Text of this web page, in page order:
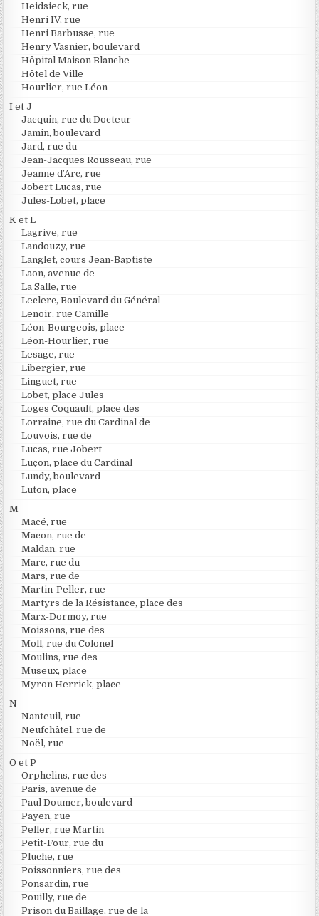
Heidsieck, rue
Henri IV, rue
Henri Barbusse, rue
Henry Vasnier, boulevard
Hôpital Maison Blanche
Hôtel de Ville
Hourlier, rue Léon
I et J
Jacquin, rue du Docteur
Jamin, boulevard
Jard, rue du
Jean-Jacques Rousseau, rue
Jeanne d’Arc, rue
Jobert Lucas, rue
Jules-Lobet, place
K et L
Lagrive, rue
Landouzy, rue
Langlet, cours Jean-Baptiste
Laon, avenue de
La Salle, rue
Leclerc, Boulevard du Général
Lenoir, rue Camille
Léon-Bourgeois, place
Léon-Hourlier, rue
Lesage, rue
Libergier, rue
Linguet, rue
Lobet, place Jules
Loges Coquault, place des
Lorraine, rue du Cardinal de
Louvois, rue de
Lucas, rue Jobert
Luçon, place du Cardinal
Lundy, boulevard
Luton, place
M
Macé, rue
Macon, rue de
Maldan, rue
Marc, rue du
Mars, rue de
Martin-Peller, rue
Martyrs de la Résistance, place des
Marx-Dormoy, rue
Moissons, rue des
Moll, rue du Colonel
Moulins, rue des
Museux, place
Myron Herrick, place
N
Nanteuil, rue
Neufchâtel, rue de
Noël, rue
O et P
Orphelins, rue des
Paris, avenue de
Paul Doumer, boulevard
Payen, rue
Peller, rue Martin
Petit-Four, rue du
Pluche, rue
Poissonniers, rue des
Ponsardin, rue
Pouilly, rue de
Prison du Baillage, rue de la